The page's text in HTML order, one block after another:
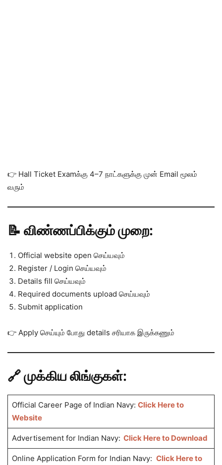
👉 Hall Ticket Examக்கு 4–7 நாட்களுக்கு முன் Email மூலம்
வரும்
📝 விண்ணப்பிக்கும் முறை:
Official website open செய்யவும்
Register / Login செய்யவும்
Details fill செய்யவும்
Required documents upload செய்யவும்
Submit application
👉 Apply செய்யும் போது details சரியாக இருக்கணும்
🔗 முக்கிய லிங்குகள்:
Official Career Page of Indian Navy: Click Here to
Website
Advertisement for Indian Navy: Click Here to Download
Online Application Form for Indian Navy: Click Here to